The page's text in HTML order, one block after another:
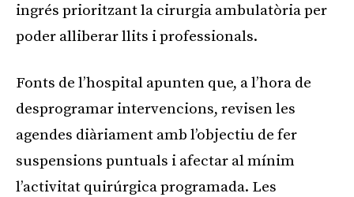
ingrés prioritzant la cirurgia ambulatòria per
poder alliberar llits i professionals.
Fonts de l’hospital apunten que, a l’hora de
desprogramar intervencions, revisen les
agendes diàriament amb l’objectiu de fer
suspensions puntuals i afectar al mínim
l’activitat quirúrgica programada. Les